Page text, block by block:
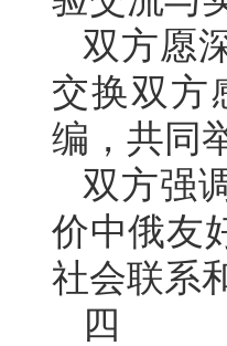
双方愿
交换双方
编，共同
双方强
价中俄友
社会联系
四